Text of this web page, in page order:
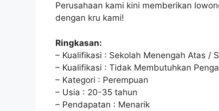
Perusahaan kami kini memberikan
dengan kru kami!
Ringkasan:
– Kualifikasi : Sekolah Menengah Atas /
– Kualifikasi : Tidak Membutuhkan
– Kategori : Perempuan
– Usia : 20-35 tahun
– Pendapatan : Menarik